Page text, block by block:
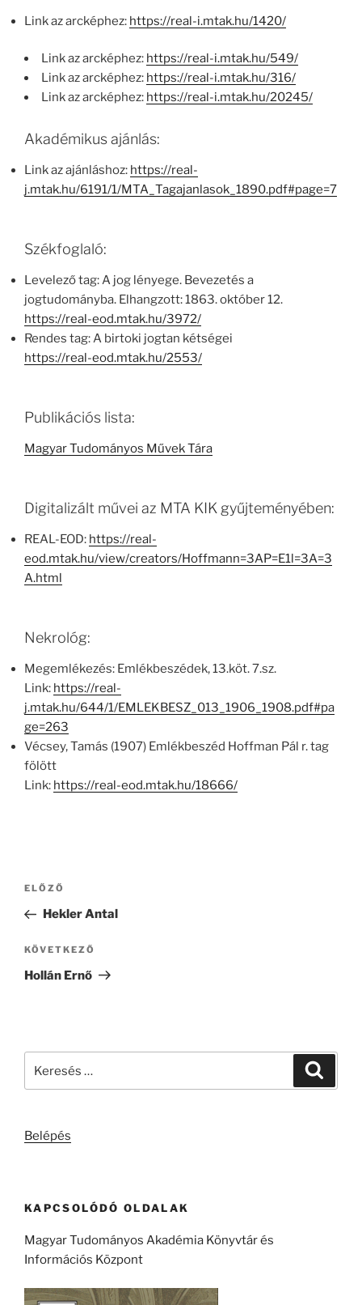
Link az arcképhez: https://real-i.mtak.hu/1420/
Link az arcképhez: https://real-i.mtak.hu/549/
Link az arcképhez: https://real-i.mtak.hu/316/
Link az arcképhez: https://real-i.mtak.hu/20245/
Akadémikus ajánlás:
Link az ajánláshoz: https://real-
j.mtak.hu/6191/1/MTA_Tagajanlasok_1890.pdf#page=7
Székfoglaló:
Levelező tag: A jog lényege. Bevezetés a
jogtudományba. Elhangzott: 1863. október 12.
https://real-eod.mtak.hu/3972/
Rendes tag: A birtoki jogtan kétségei
https://real-eod.mtak.hu/2553/
Publikációs lista:
Magyar Tudományos Művek Tára
Digitalizált művei az MTA KIK gyűjteményében:
REAL-EOD: https://real-
eod.mtak.hu/view/creators/Hoffmann=3AP=E1l=3A=3
A.html
Nekrológ:
Megemlékezés: Emlékbeszédek, 13.köt. 7.sz.
Link: https://real-
j.mtak.hu/644/1/EMLEKBESZ_013_1906_1908.pdf#pa
ge=263
Vécsey, Tamás (1907) Emlékbeszéd Hoffman Pál r. tag
fölött
Link: https://real-eod.mtak.hu/18666/
Bejegyzés
Korábbi
bejegyzés
ELŐZŐ
Hekler Antal
Következő
bejegyzés
KÖVETKEZŐ
Hollán Ernő
Belépés
KAPCSOLÓDÓ OLDALAK
Magyar Tudományos Akadémia Könyvtár és
Információs Központ